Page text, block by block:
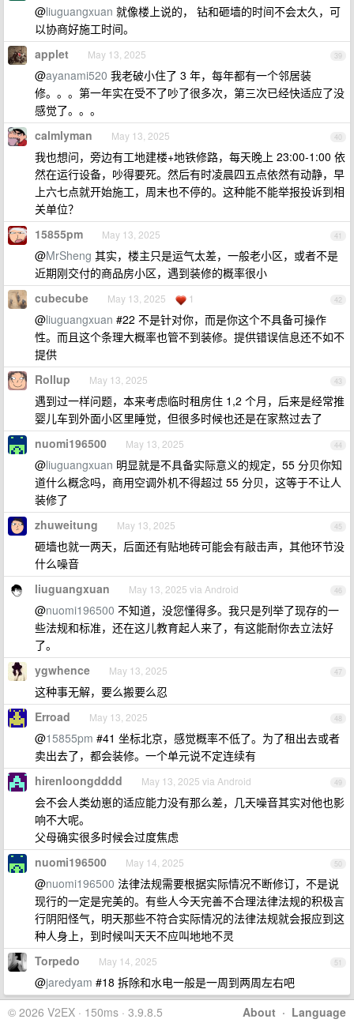
@liuguangxuan 就像楼上说的， 钻和砸墙的时间不会太久，可
以协商好施工时间。
39
applet May 13, 2025
@ayanami520 我老破小住了 3 年，每年都有一个邻居装
修。。。第一年实在受不了吵了很多次，第三次已经快适应了没
感觉了。。。
40
calmlyman May 13, 2025
我也想问，旁边有工地建楼+地铁修路，每天晚上 23:00-1:00 依
然在运行设备，吵得要死。然后有时凌晨四五点依然有动静，早
上六七点就开始施工，周末也不停的。这种能不能举报投诉到相
关单位？
41
15855pm May 13, 2025
@MrSheng 其实，楼主只是运气太差，一般老小区，或者不是
近期刚交付的商品房小区，遇到装修的概率很小
42
cubecube May 13, 2025 1
@liuguangxuan #22 不是针对你，而是你这个不具备可操作
性。而且这个条理大概率也管不到装修。提供错误信息还不如不
提供
43
Rollup May 13, 2025
遇到过一样问题，本来考虑临时租房住 1,2 个月，后来是经常推
婴儿车到外面小区里睡觉，但很多时候也还是在家熬过去了
44
nuomi196500 May 13, 2025
@liuguangxuan 明显就是不具备实际意义的规定，55 分贝你知
道什么概念吗，商用空调外机不得超过 55 分贝，这等于不让人
装修了
45
zhuweitung May 13, 2025
砸墙也就一两天，后面还有贴地砖可能会有敲击声，其他环节没
什么噪音
46
liuguangxuan May 13, 2025 via Android
@nuomi196500 不知道，没您懂得多。我只是列举了现存的一
些法规和标准，还在这儿教育起人来了，有这能耐你去立法好
了。
47
ygwhence May 13, 2025
这种事无解，要么搬要么忍
48
Erroad May 13, 2025
@15855pm #41 坐标北京，感觉概率不低了。为了租出去或者
卖出去了，都会装修。一个单元说不定连续有
49
hirenloongdddd May 13, 2025 via Android
会不会人类幼崽的适应能力没有那么差，几天噪音其实对他也影
响不大呢。
父母确实很多时候会过度焦虑
50
nuomi196500 May 14, 2025
@nuomi196500 法律法规需要根据实际情况不断修订，不是说
现行的一定是完美的。有些人今天完善不合理法律法规的积极言
行阴阳怪气，明天那些不符合实际情况的法律法规就会报应到这
种人身上，到时候叫天天不应叫地地不灵
51
Torpedo May 14, 2025
@jaredyam #18 拆除和水电一般是一周到两周左右吧
About · Language
© 2026 V2EX · 150ms · 3.9.8.5